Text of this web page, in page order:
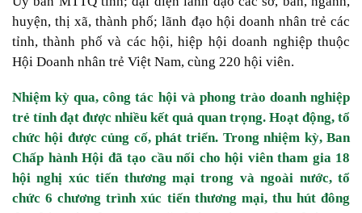
huyện, thị xã, thành phố; lãnh đạo hội doanh nhân trẻ các
tỉnh, thành phố và các hội, hiệp hội doanh nghiệp thuộc
Hội Doanh nhân trẻ Việt Nam, cùng 220 hội viên.
Nhiệm kỳ qua, công tác hội và phong trào doanh nghiệp
trẻ tỉnh đạt được nhiều kết quả quan trọng. Hoạt động, tổ
chức hội được củng cố, phát triển. Trong nhiệm kỳ, Ban
Chấp hành Hội đã tạo cầu nối cho hội viên tham gia 18
hội nghị xúc tiến thương mại trong và ngoài nước, tổ
chức 6 chương trình xúc tiến thương mại, thu hút đông